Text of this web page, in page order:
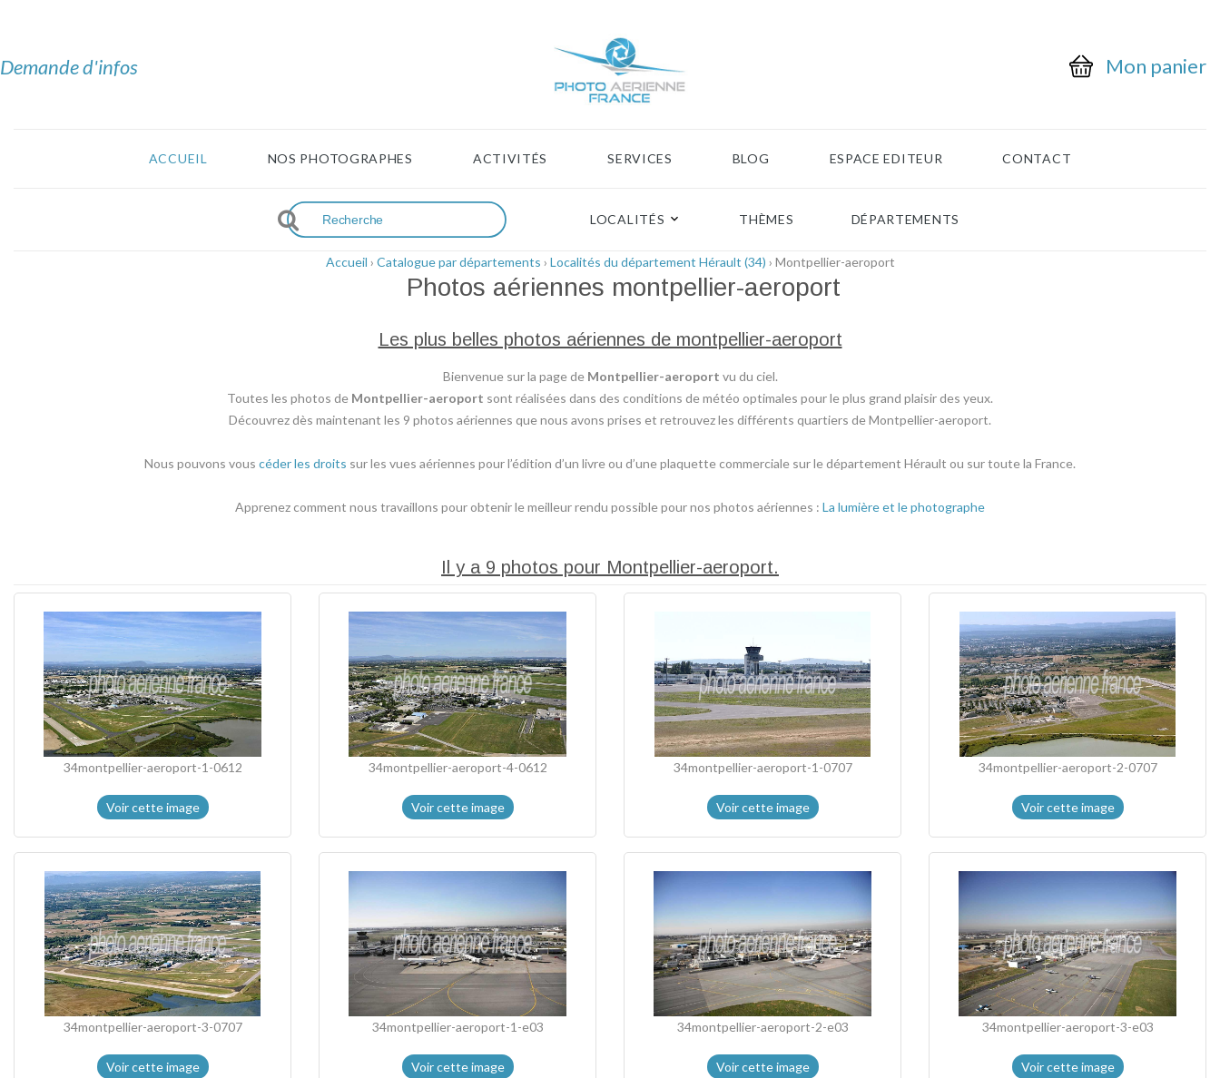
Demande d'infos Mon panier
ACCUEIL NOS PHOTOGRAPHES ACTIVITÉS SERVICES BLOG ESPACE EDITEUR CONTACT
LOCALITÉS THÈMES DÉPARTEMENTS
Accueil › Catalogue par départements › Localités du département Hérault (34) › Montpellier-aeroport
Photos aériennes montpellier-aeroport
Les plus belles photos aériennes de montpellier-aeroport
Bienvenue sur la page de Montpellier-aeroport vu du ciel.
Toutes les photos de Montpellier-aeroport sont réalisées dans des conditions de météo optimales pour le plus grand plaisir des yeux.
Découvrez dès maintenant les 9 photos aériennes que nous avons prises et retrouvez les différents quartiers de Montpellier-aeroport.
Nous pouvons vous céder les droits sur les vues aériennes pour l’édition d’un livre ou d’une plaquette commerciale sur le département Hérault ou sur toute la France.
Apprenez comment nous travaillons pour obtenir le meilleur rendu possible pour nos photos aériennes : La lumière et le photographe
Il y a 9 photos pour Montpellier-aeroport.
34montpellier-aeroport-1-0612
Voir cette image
34montpellier-aeroport-4-0612
Voir cette image
34montpellier-aeroport-1-0707
Voir cette image
34montpellier-aeroport-2-0707
Voir cette image
34montpellier-aeroport-3-0707
Voir cette image
34montpellier-aeroport-1-e03
Voir cette image
34montpellier-aeroport-2-e03
Voir cette image
34montpellier-aeroport-3-e03
Voir cette image